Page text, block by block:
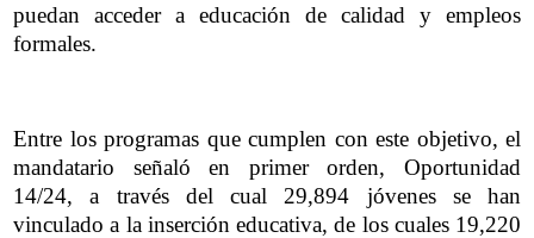
puedan acceder a educación de calidad y empleos
formales.
Entre los programas que cumplen con este objetivo, el
mandatario señaló en primer orden, Oportunidad
14/24, a través del cual 29,894 jóvenes se han
vinculado a la inserción educativa, de los cuales 19,220